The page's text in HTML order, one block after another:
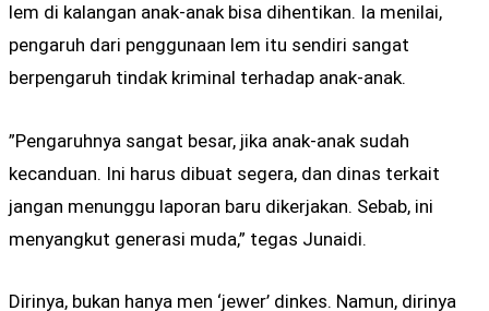
lem di kalangan anak-anak bisa dihentikan. Ia menilai,
pengaruh dari penggunaan lem itu sendiri sangat
berpengaruh tindak kriminal terhadap anak-anak.
”Pengaruhnya sangat besar, jika anak-anak sudah
kecanduan. Ini harus dibuat segera, dan dinas terkait
jangan menunggu laporan baru dikerjakan. Sebab, ini
menyangkut generasi muda,” tegas Junaidi.
Dirinya, bukan hanya men ‘jewer’ dinkes. Namun, dirinya